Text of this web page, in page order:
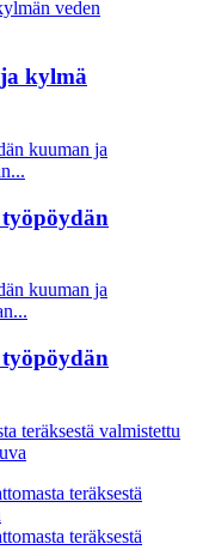
kylmä